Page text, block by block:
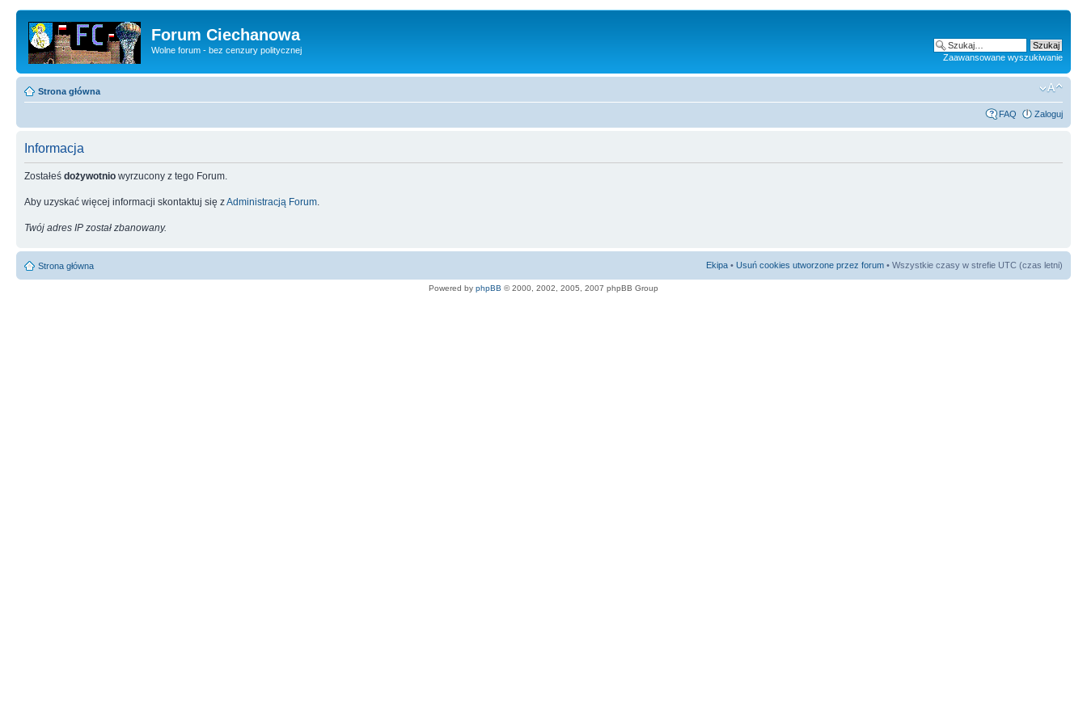
Forum Ciechanowa
Wolne forum - bez cenzury politycznej
Zaawansowane wyszukiwanie
Strona główna
FAQ Zaloguj
Informacja
Zostałeś dożywotnio wyrzucony z tego Forum.
Aby uzyskać więcej informacji skontaktuj się zAdministracją Forum
Twój adres IP został zbanowany.
Strona główna Ekipa • Usuń cookies utworzone przez forum • Wszystkie czasy w strefie UTC (czas letni)
Powered by phpBB © 2000, 2002, 2005, 2007 phpBB Group